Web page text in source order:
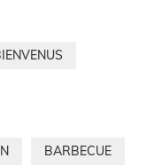
BARBECUE